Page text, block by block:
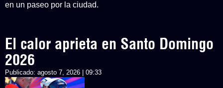
en un paseo por la ciudad.
El calor aprieta en Santo Domingo
2026
Publicado: agosto 7, 2026 | 09:33